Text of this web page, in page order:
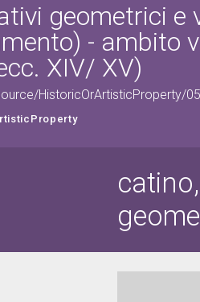
geometrici e
- ambito
XIV/ XV)
HistoricOrArtisticProperty/